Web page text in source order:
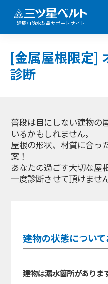
建築用防水製品サポートサイト
[金属屋根限定]
診断
普段は目にしない建物の
いるかもしれません。
屋根の形状、材質に合っ
案！
あなたの過ごす大切な屋
一度診断させて頂けませ
建物の状態につい
建物は漏水箇所がありま